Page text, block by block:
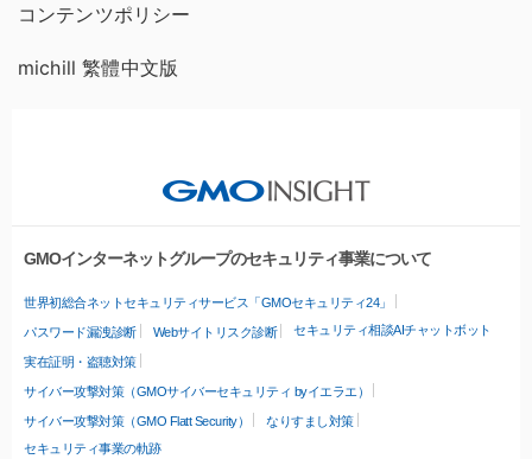
コンテンツポリシー
michill 繁體中文版
GMOインターネットグループのセキュリティ事業について
世界初総合ネットセキュリティサービス「GMOセキュリティ24」
パスワード漏洩診断 Webサイトリスク診断 セキュリティ相談AIチャットボット
実在証明・盗聴対策
サイバー攻撃対策（GMOサイバーセキュリティ byイエラエ）
サイバー攻撃対策（GMO Flatt Security）
なりすまし対策
セキュリティ事業の軌跡